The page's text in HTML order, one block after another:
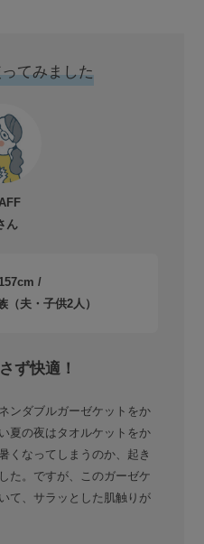
てみました
ん
/
（夫・子供2人）
ず快適！
ンダブルガーゼケットをか
夏の夜はタオルケットをか
くなってしまうのか、起き
た。ですが、このガーゼケ
て、サラッとした肌触りが